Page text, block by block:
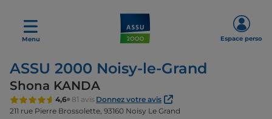
Menu Espace perso
ASSU 2000 Noisy-le-Grand
Shona KANDA
4,6 81 avis Donnez votre avis
211 rue Pierre Brossolette, 93160 Noisy Le Grand